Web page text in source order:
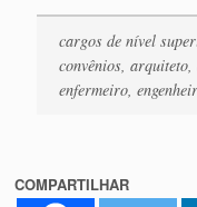
cargos de nível
convênios,
enfermeiro,
COMPARTILHAR